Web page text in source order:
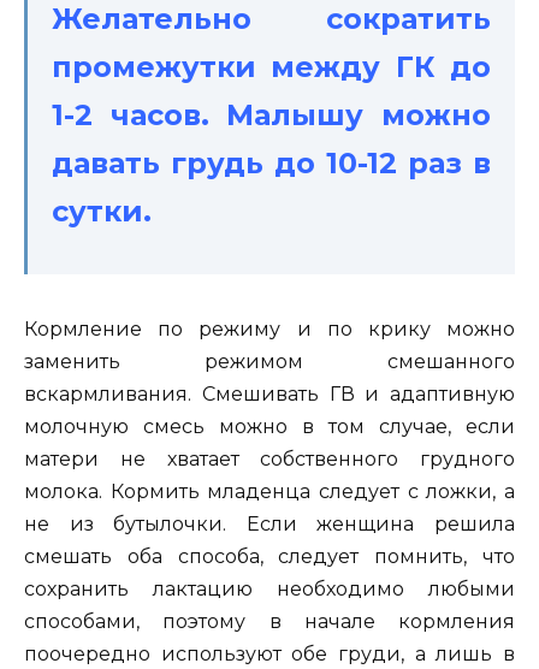
Желательно сократить
промежутки между ГК до
1-2 часов. Малышу можно
давать грудь до 10-12 раз в
сутки.
Кормление по режиму и по крику можно
заменить режимом смешанного
вскармливания. Смешивать ГВ и адаптивную
молочную смесь можно в том случае, если
матери не хватает собственного грудного
молока. Кормить младенца следует с ложки, а
не из бутылочки. Если женщина решила
смешать оба способа, следует помнить, что
сохранить лактацию необходимо любыми
способами, поэтому в начале кормления
поочередно используют обе груди, а лишь в